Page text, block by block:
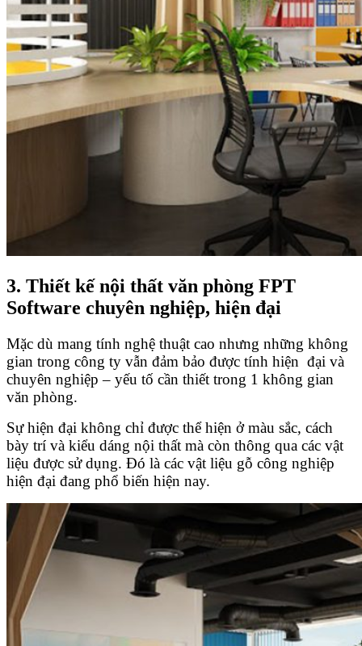
3. Thiết kế nội thất văn phòng FPT
Software chuyên nghiệp, hiện đại
Mặc dù mang tính nghệ thuật cao nhưng những không
gian trong công ty vẫn đảm bảo được tính hiện đại và
chuyên nghiệp – yếu tố cần thiết trong 1 không gian
văn phòng.
Sự hiện đại không chỉ được thể hiện ở màu sắc, cách
bày trí và kiểu dáng nội thất mà còn thông qua các vật
liệu được sử dụng. Đó là các vật liệu gỗ công nghiệp
hiện đại đang phổ biến hiện nay.